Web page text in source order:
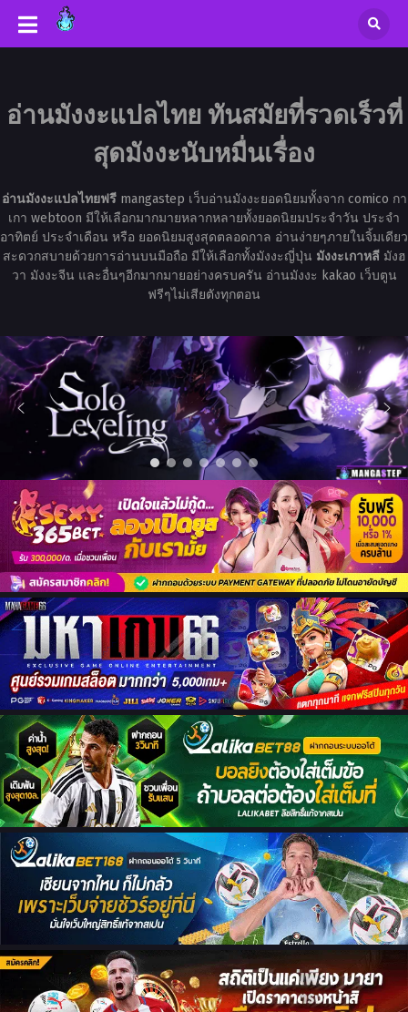
อ่านมังงะแปลไทย ทันสมัยที่รวดเร็วที่
สุดมังงะนับหมื่นเรื่อง
อ่านมังงะแปลไทยฟรีmangastep เว็บอ่านมังงะยอดนิยมทั้งจาก comico กา
เกา webtoon มีให้เลือกมากมายหลากหลายทั้งยอดนิยมประจำวัน ประจำ
อาทิตย์ ประจำเดือน หรือ ยอดนิยมสูงสุดตลอดกาล อ่านง่ายๆภายในจิ้มเดียว
สะดวกสบายด้วยการอ่านบนมือถือ มีให้เลือกทั้งมังงะญี่ปุ่น มังงะเกาหลีมังฮ
วา มังงะจีน และอื่นๆอีกมากมายอย่างครบครัน อ่านมังงะ kakao เว็บตูน
ฟรีๆไม่เสียตังทุกตอน